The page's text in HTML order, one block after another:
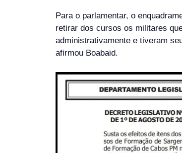
Para o parlamentar, o
retirar dos cursos os militares
administrativamente e tiveram
afirmou Boabaid.